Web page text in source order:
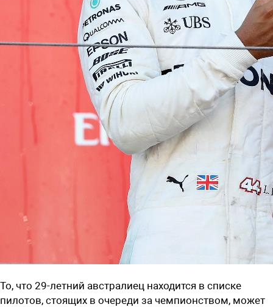
То, что 29-летний австралиец находится в списке
пилотов, стоящих в очереди за чемпионством, может